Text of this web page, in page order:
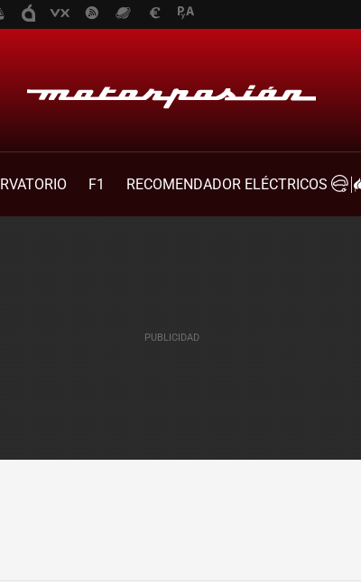
F1
RECOMENDADOR ELÉCTRICOS